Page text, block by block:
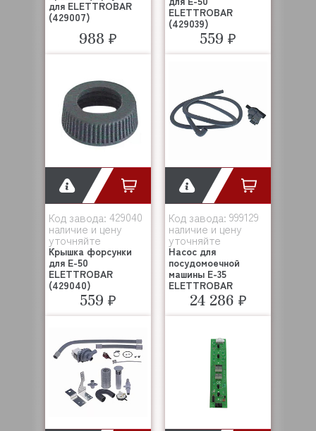
для ELETTROBAR
(429007)
988 ₽
ELETTROBAR
(429039)
559 ₽
Код завода: 429040
наличие и цену
уточняйте
Крышка форсунки
для Е-50
ELETTROBAR
(429040)
559 ₽
Код завода: 999129
наличие и цену
уточняйте
Насос для
посудомоечной
машины E-35
ELETTROBAR
24 286 ₽